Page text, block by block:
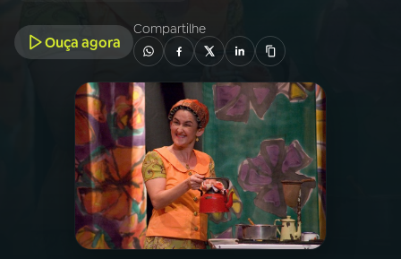
A RÁDIO
PROGRAMAÇÃO
PROGRAMAS
PODCASTS
Ouça agora
Compartilhe